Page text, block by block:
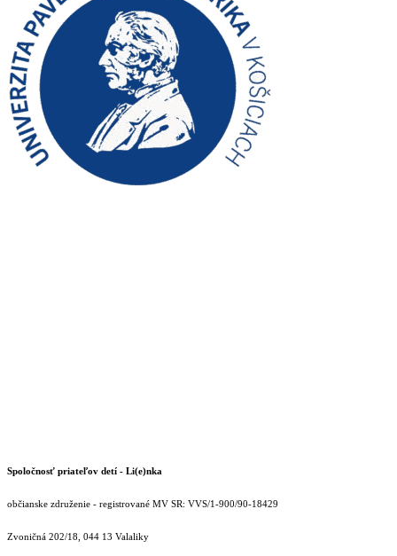
Spoločnosť priateľov detí - Li(e)nka
občianske združenie - registrované MV SR: VVS/1-900/90-18429
Zvoničná 202/18, 044 13 Valaliky